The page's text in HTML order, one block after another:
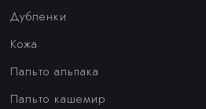
Дубленки
Кожа
Пальто альпака
Пальто кашемир